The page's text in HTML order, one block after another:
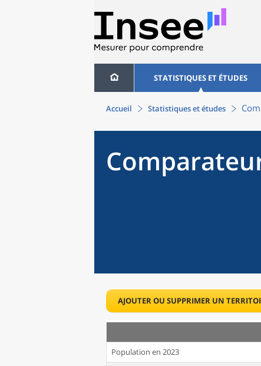
STATISTIQUES ET ÉTUDES
Accueil Statistiques et études
AJOUTER OU SUPPRIMER UN
Population en 2023